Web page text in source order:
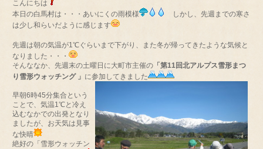
こんにちは
本日の白馬村は・・・あいにくの雨模様
しかし、先週までの寒さ
は少し和らいだように感じます
先週は朝の気温が1℃ぐらいまで下がり、また冬が帰ってきたような気候と
なりました・・・
そんななか、先週末の土曜日に大町市主催の 「第11回北アルプス雪形まつ
り雪形ウォッチング 」 に参加してきました
早朝6時45分集合という
ことで、気温1℃と冷え
込むなかでの出発となり
ましたが、お天気は見事
な快晴
絶好の「雪形ウォッチン